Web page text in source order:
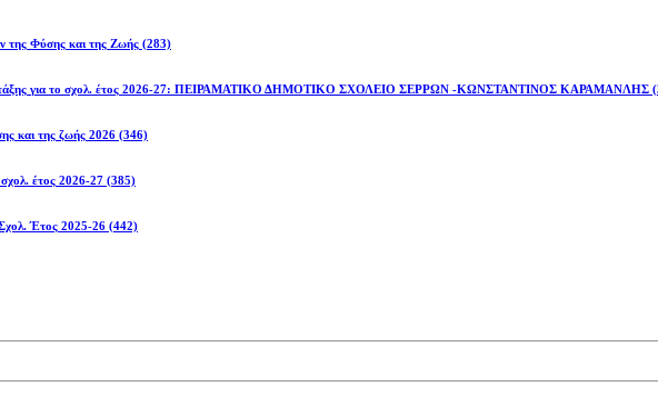
της Φύσης και της Ζωής (283)
Α τάξης για το σχολ. έτος 2026-27: ΠΕΙΡΑΜΑΤΙΚΟ ΔΗΜΟΤΙΚΟ ΣΧΟΛΕΙΟ ΣΕΡΡΩΝ -ΚΩΝΣΤΑΝΤΙΝΟΣ ΚΑΡΑΜΑΝΛΗΣ
και της ζωής 2026 (346)
έτος 2026-27 (385)
Έτος 2025-26 (442)